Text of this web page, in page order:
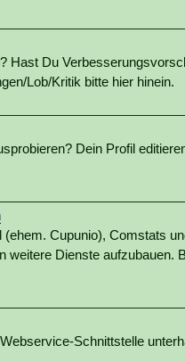
Hast Du
Lob/Kritik bitte hier hinein.
Dein Profil
Cupunio), Comstats
weitere Dienste aufzubauen.
Schnittstelle